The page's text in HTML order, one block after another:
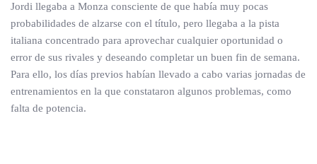
Jordi llegaba a Monza consciente de que había muy pocas
probabilidades de alzarse con el título, pero llegaba a la pista
italiana concentrado para aprovechar cualquier oportunidad o
error de sus rivales y deseando completar un buen fin de semana.
Para ello, los días previos habían llevado a cabo varias jornadas de
entrenamientos en la que constataron algunos problemas, como
falta de potencia.